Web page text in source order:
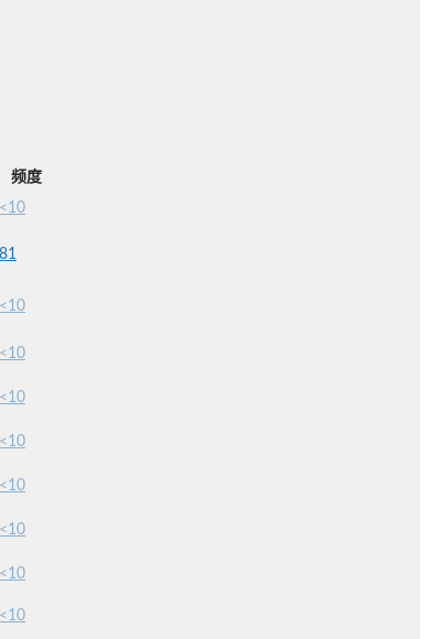
频度
<10
81
<10
<10
<10
<10
<10
<10
<10
<10